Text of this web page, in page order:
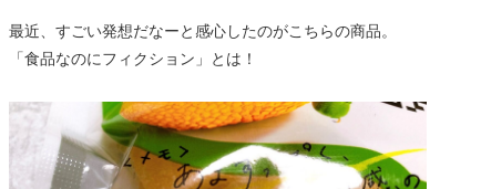
最近、すごい発想だなーと感心したのがこちらの商品。
「食品なのにフィクション」とは！